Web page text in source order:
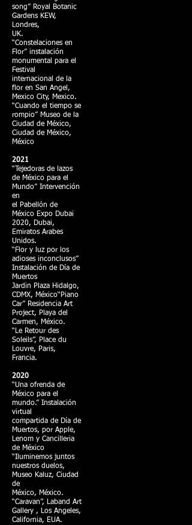
song” Royal Botanic
Gardens KEW,
Londres,
UK.
“Constelaciones en
Flor” instalación
monumental para el
Festival
internacional de la
flor en San Angel,
Mexico City, Mexico.
“Cuando el tiempo se
rompio” Museo de la
Ciudad de México,
Ciudad de México,
México
2021
“Tejedoras de lazos
de México para el
Mundo” Intervención
en
el Pabellón de
México Expo Dubai
2020, Dubai,
Emiratos Arabes
Unidos.
“Flor y luz por los
adioses inconclusos”
Instalación de Día de
Muertos
Jardin Plaza Hidalgo,
CDMX, México“Piano
Car” Residencia Art
Project, Playa del
Carmen, México.
“Le Retour des
Soleils”, Place du
Louvre, Paris,
Francia.
2020
“Una ofrenda de
México para el
mundo.” Instalación
virtual
compartida de Día de
Muertos, por Apple,
Lenom y Cancilleria
de México
“Iluminemos juntos
nuestros duelos,
Museo Kaluz, Ciudad
de
México, México.
“Caravan”, Laband Art
Gallery , Los Angeles,
California, EUA.